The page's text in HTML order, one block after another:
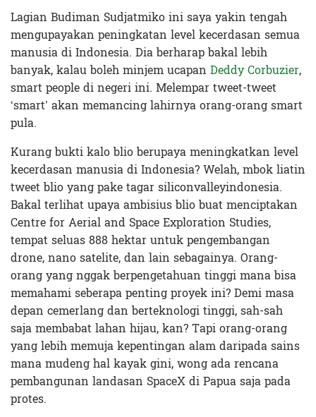
Lagian Budiman Sudjatmiko ini saya yakin tengah
mengupayakan peningkatan level kecerdasan semua
manusia di Indonesia. Dia berharap bakal lebih
banyak, kalau boleh minjem ucapan Deddy Corbuzier,
smart people di negeri ini. Melempar tweet-tweet
‘smart’ akan memancing lahirnya orang-orang smart
pula.
Kurang bukti kalo blio berupaya meningkatkan level
kecerdasan manusia di Indonesia? Welah, mbok liatin
tweet blio yang pake tagar siliconvalleyindonesia.
Bakal terlihat upaya ambisius blio buat menciptakan
Centre for Aerial and Space Exploration Studies,
tempat seluas 888 hektar untuk pengembangan
drone, nano satelite, dan lain sebagainya. Orang-
orang yang nggak berpengetahuan tinggi mana bisa
memahami seberapa penting proyek ini? Demi masa
depan cemerlang dan berteknologi tinggi, sah-sah
saja membabat lahan hijau, kan? Tapi orang-orang
yang lebih memuja kepentingan alam daripada sains
mana mudeng hal kayak gini, wong ada rencana
pembangunan landasan SpaceX di Papua saja pada
protes.